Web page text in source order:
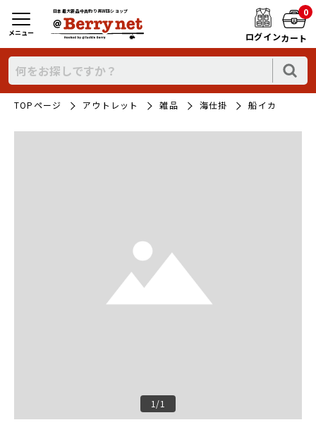
日本最大新品中古釣り具WEBショップ
ログイン
0
カート
メニュー
TOPページ アウトレット 雑品 海仕掛 船イカ
1/1